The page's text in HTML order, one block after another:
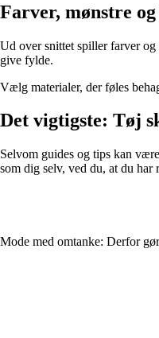
Farver, mønstre
Ud over snittet spiller farver
give fylde.
Vælg materialer, der føles
Det vigtigste: Tøj
Selvom guides og tips kan
som dig selv, ved du, at du har
Mode med omtanke: Derfor